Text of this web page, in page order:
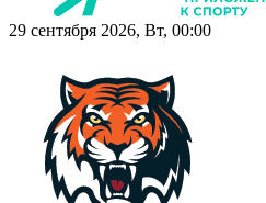
29 сентября 2026, Вт, 00:00